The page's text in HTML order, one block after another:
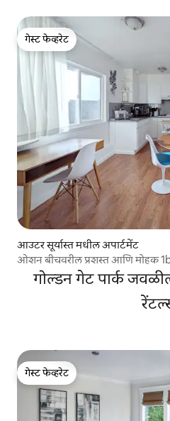
गेस्ट फेव्हरेट
गेस्ट फेव्हरेट
आउटर सूर्यास्त मधील अपार्टमेंट
ओशन बीचवरील प्रशस्त आणि मोहक
गोल्डन गेट पार्क
गेस्ट फेव्हरेट
गेस्ट फेव्हरेट